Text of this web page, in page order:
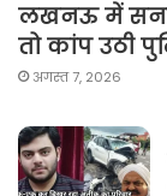
लखनऊ में
तो कांप उठी
अगस्त 7, 2026